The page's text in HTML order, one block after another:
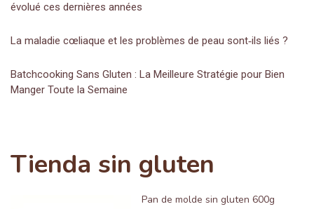
évolué ces dernières années
La maladie cœliaque et les problèmes de peau sont‑ils liés ?
Batchcooking Sans Gluten : La Meilleure Stratégie pour Bien
Manger Toute la Semaine
Tienda sin gluten
Pan de molde sin gluten 600g